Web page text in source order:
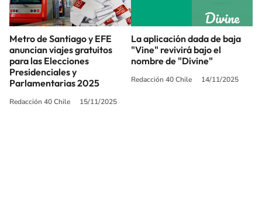
Metro de Santiago y EFE
anuncian viajes gratuitos
para las Elecciones
Presidenciales y
Parlamentarias 2025
Redacción 40 Chile 15/11/2025
La aplicación dada de baja
"Vine" revivirá bajo el
nombre de "Divine"
Redacción 40 Chile 14/11/2025